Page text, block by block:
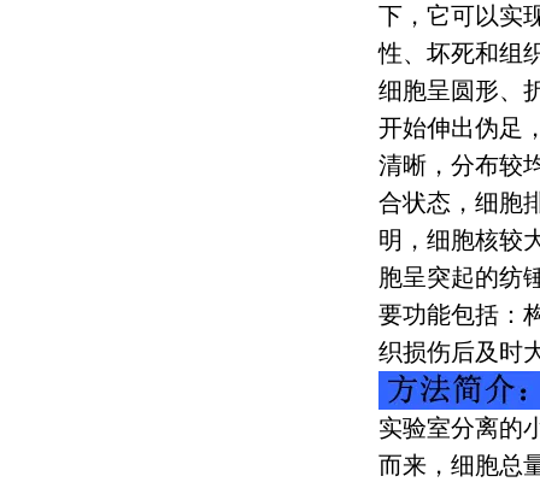
下，它可以实
性、坏死和组
细胞呈圆形、
开始伸出伪足
清晰，分布较
合状态，细胞
明，细胞核较
胞呈突起的纺
要功能包括：
织损伤后及时
实验室分离的
而来，细胞总